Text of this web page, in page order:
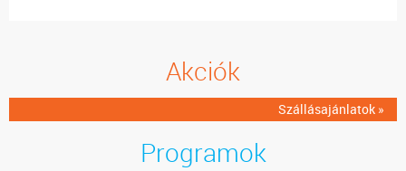
Akciók
Szállásajánlatok »
Programok